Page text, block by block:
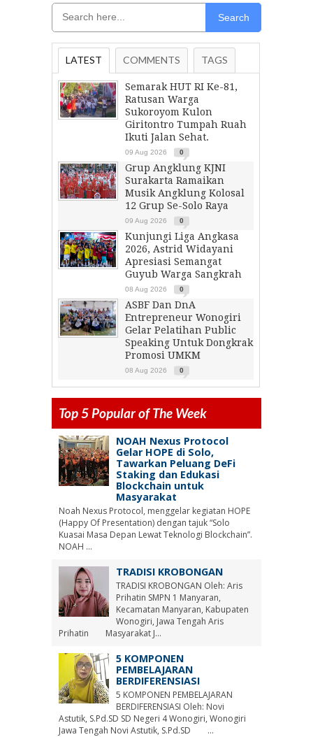
Search
LATEST COMMENTS TAGS
Semarak HUT RI Ke-81,
Ratusan Warga
Sukoroyom Kulon
Giritontro Tumpah Ruah
Ikuti Jalan Sehat.
09 Aug 2026 0
Grup Angklung KJNI
Surakarta Ramaikan
Musik Angklung Kolosal
12 Grup Se-Solo Raya
09 Aug 2026 0
Kunjungi Liga Angkasa
2026, Astrid Widayani
Apresiasi Semangat
Guyub Warga Sangkrah
08 Aug 2026 0
ASBF Dan DnA
Entrepreneur Wonogiri
Gelar Pelatihan Public
Speaking Untuk Dongkrak
Promosi UMKM
08 Aug 2026 0
Top 5 Popular of The Week
NOAH Nexus Protocol
Gelar HOPE di Solo,
Tawarkan Peluang DeFi
Staking dan Edukasi
Blockchain untuk
Masyarakat
Noah Nexus Protocol, menggelar kegiatan HOPE
(Happy Of Presentation) dengan tajuk “Solo
Kuasai Masa Depan Lewat Teknologi Blockchain”.
NOAH ...
TRADISI KROBONGAN
TRADISI KROBONGAN Oleh: Aris
Prihatin SMPN 1 Manyaran,
Kecamatan Manyaran, Kabupaten
Wonogiri, Jawa Tengah Aris
Prihatin Masyarakat J...
5 KOMPONEN
PEMBELAJARAN
BERDIFERENSIASI
5 KOMPONEN PEMBELAJARAN
BERDIFERENSIASI Oleh: Novi
Astutik, S.Pd.SD SD Negeri 4 Wonogiri, Wonogiri
Jawa Tengah Novi Astutik, S.Pd.SD ...